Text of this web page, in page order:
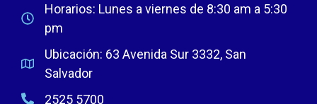
Horarios: Lunes a viernes de 8:30 am a 5:30
pm
Ubicación: 63 Avenida Sur 3332, San
Salvador
2525 5700